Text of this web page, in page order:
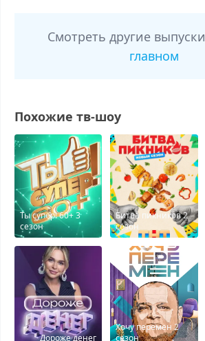
Смотреть другие выпуски
главном
Похожие тв-шоу
Ты супер! 60+ 3
сезон
Битва пикников 2
сезон
Дороже денег
Хочу перемен 2
сезон